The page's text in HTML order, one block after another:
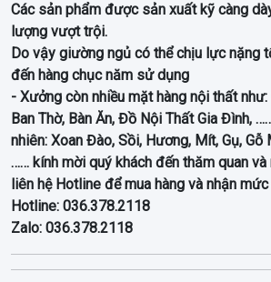
Các sản phẩm được sản xuất kỹ càng
lượng vượt trội.
Do vậy giường ngủ có thể chịu lực nặng
đến hàng chục năm sử dụng
- Xưởng còn nhiều mặt hàng nội thất
Ban Thờ, Bàn Ăn, Đồ Nội Thất Gia Đình,
nhiên: Xoan Đào, Sồi, Hương, Mít, Gụ, Gỗ
…… kính mời quý khách đến thăm quan và
liên hệ Hotline để mua hàng và nhận
Hotline: 036.378.2118
Zalo: 036.378.2118